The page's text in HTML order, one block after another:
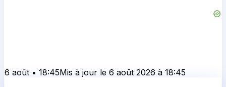
6 août • 18:45Mis à jour le 6 août 2026 à 18:45